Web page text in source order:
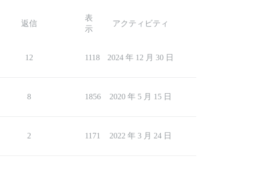
返信
表
示
アクティビティ
12 1118 2024 年 12 月 30 日
8 1856 2020 年 5 月 15 日
2 1171 2022 年 3 月 24 日